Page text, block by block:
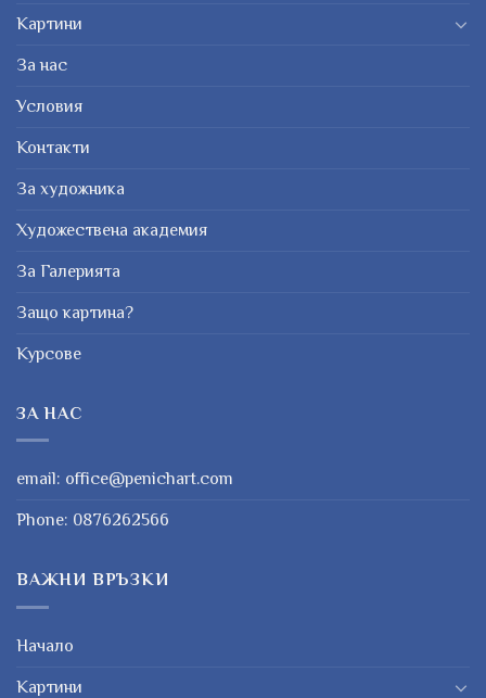
Картини
За нас
Условия
Контакти
За художника
Художествена академия
За Галерията
Защо картина?
Курсове
ЗА НАС
email: office@penichart.com
Phone: 0876262566
ВАЖНИ ВРЪЗКИ
Начало
Картини